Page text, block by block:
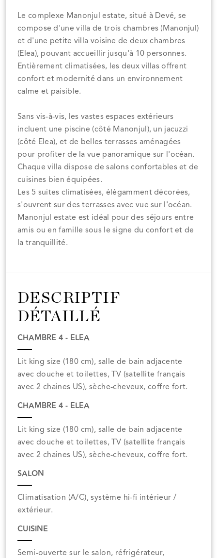
Le complexe Manonjul estate, situé à Devé, se
compose d'une villa de trois chambres (Manonjul)
et d'une petite villa voisine de deux chambres
(Elea), pouvant accueillir jusqu'à 10 personnes.
Entièrement climatisées, les deux villas offrent
confort et modernité dans un environnement
calme et paisible.
Sans vis-à-vis, les vastes espaces extérieurs
incluent une piscine (côté Manonjul), un jacuzzi
(côté Elea), et de belles terrasses aménagées
pour profiter de la vue panoramique sur l'océan.
Chaque villa dispose de salons confortables et de
cuisines bien équipées.
Les 5 suites climatisées, élégamment décorées,
s'ouvrent sur des terrasses avec vue sur l'océan.
Manonjul estate est idéal pour des séjours entre
amis ou en famille sous le signe du confort et de
la tranquillité.
DESCRIPTIF
DÉTAILLÉ
CHAMBRE 4 - ELEA
Lit king size (180 cm), salle de bain adjacente
avec douche et toilettes, TV (satellite français
avec 2 chaines US), sèche-cheveux, coffre fort.
CHAMBRE 4 - ELEA
Lit king size (180 cm), salle de bain adjacente
avec douche et toilettes, TV (satellite français
avec 2 chaines US), sèche-cheveux, coffre fort.
SALON
Climatisation (A/C), système hi-fi intérieur /
extérieur.
CUISINE
Semi-ouverte sur le salon, réfrigérateur,